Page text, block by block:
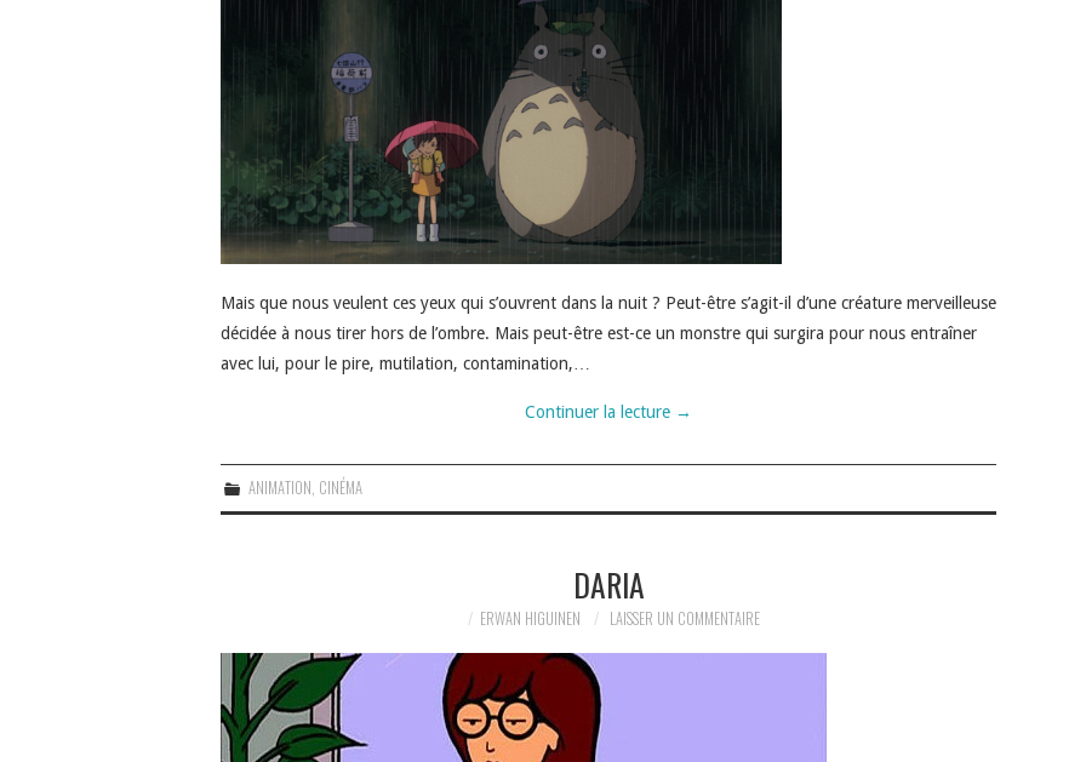
Mais que nous veulent ces yeux qui s’ouvrent dans la nuit ? Peut-être s’agit-il d’une créature merveilleuse
décidée à nous tirer hors de l’ombre. Mais peut-être est-ce un monstre qui surgira pour nous entraîner
avec lui, pour le pire, mutilation, contamination,…
Continuer la lecture →
ANIMATION CINÉMA
DARIA
ERWAN HIGUINEN LAISSER UN COMMENTAIRE